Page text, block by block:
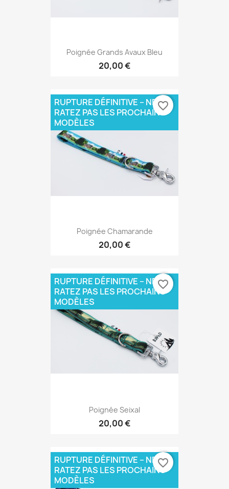
Poignée Grands Avaux Bleu
20,00 €
Poignée Chamarande
20,00 €
RUPTURE DÉFINITIVE – NE
RATEZ PAS LES PROCHAINS
MODÈLES
favorite_border
Poignée Seixal
20,00 €
RUPTURE DÉFINITIVE – NE
RATEZ PAS LES PROCHAINS
MODÈLES
favorite_border
RUPTURE DÉFINITIVE – NE
RATEZ PAS LES PROCHAINS
MODÈLES
favorite_border